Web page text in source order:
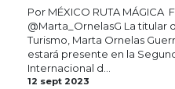
Por MÉXICO RUTA MÁGICA
@Marta_OrnelasG La titular
Turismo, Marta Ornelas
estará presente en la
Internacional d...
12 sept 2023